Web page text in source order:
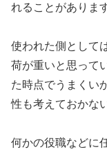
れることがありま
使われた側として
荷が重いと思って
た時点でうまくい
性も考えておかな
何かの役職などに